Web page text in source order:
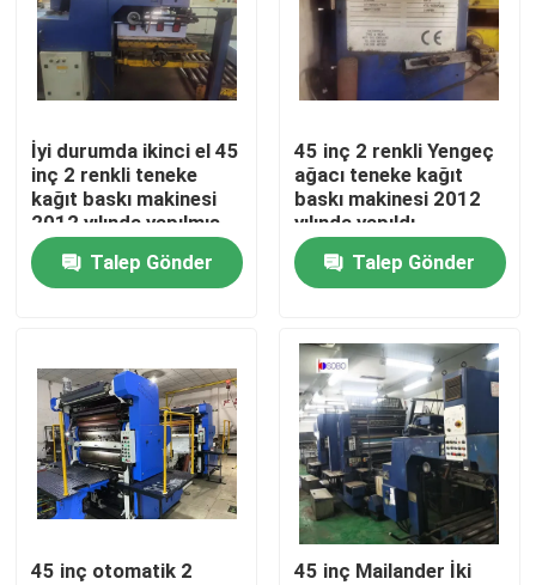
videolar
Fabrika turu
Kalite kontrol
Otomatik Teneke Kutu Yapma Makinesi
İçecek Can Yapma Makinesi
Aerosol Makinası Yapabilir
İyi durumda ikinci el 45
inç 2 renkli teneke
kağıt baskı makinesi
2012 yılında yapılmış
yengeç ağacı
Talep Gönder
45 inç 2 renkli Yengeç
ağacı teneke kağıt
baskı makinesi 2012
yılında yapıldı
Talep Gönder
45 inç otomatik 2
45 inç Mailander İki